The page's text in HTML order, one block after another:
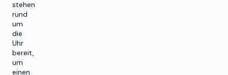
stehen
rund
um
die
Uhr
bereit,
um
einen